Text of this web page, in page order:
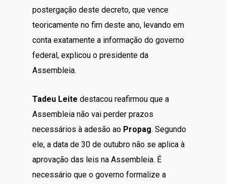
postergação deste decreto, que vence
teoricamente no fim deste ano, levando em
conta exatamente a informação do governo
federal, explicou o presidente da
Assembleia.
Tadeu Leite destacou reafirmou que a
Assembleia não vai perder prazos
necessários à adesão ao Propag. Segundo
ele, a data de 30 de outubro não se aplica à
aprovação das leis na Assembleia. É
necessário que o governo formalize a